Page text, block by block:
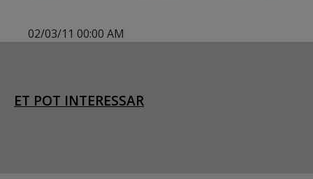
02/03/11 00:00 AM
ET POT INTERESSAR